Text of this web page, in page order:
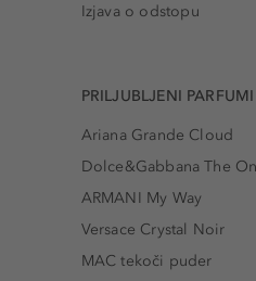
Izjava o odstopu
PRILJUBLJENI PARFUMI
Ariana Grande Cloud
Dolce&Gabbana The
ARMANI My Way
Versace Crystal Noir
MAC tekoči puder